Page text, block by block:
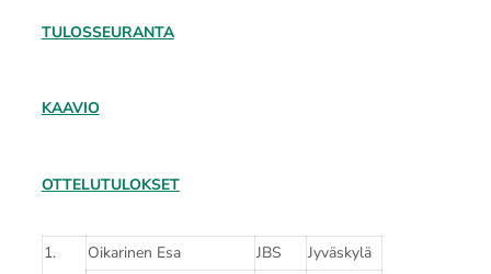
TULOSSEURANTA
KAAVIO
OTTELUTULOKSET
1. Oikarinen Esa JBS
Jyväskylä